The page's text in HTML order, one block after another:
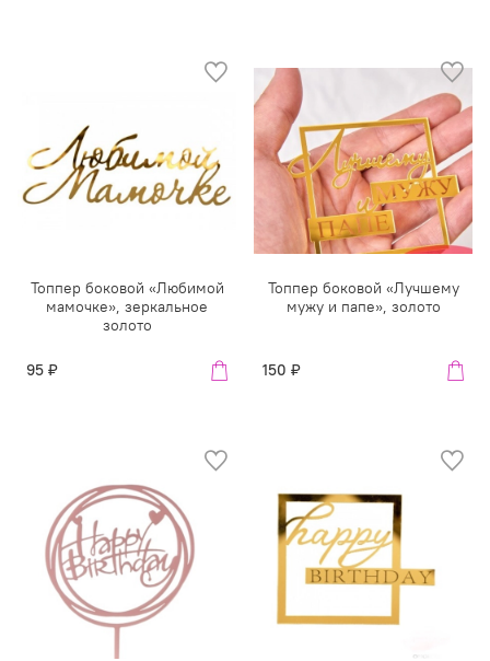
Топпер боковой «Любимой
мамочке», зеркальное
золото
95 ₽
Топпер боковой «Лучшему
мужу и папе», золото
150 ₽